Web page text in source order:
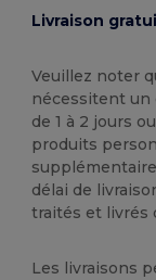
Livraison
Veuillez noter
nécessitent un
de 1 à 2 jours
produits
délai de
traités et livrés
Les livraisons